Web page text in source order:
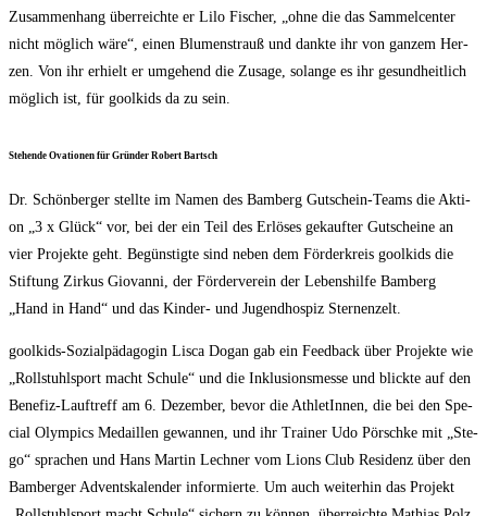
Zusam­men­hang über­reich­te er Lilo Fischer, „ohne die das Sam­mel­cen­ter
nicht mög­lich wäre“, einen Blu­men­strauß und dank­te ihr von gan­zem Her­
zen. Von ihr erhielt er umge­hend die Zusa­ge, solan­ge es ihr gesund­heit­lich
mög­lich ist, für gool­kids da zu sein.
Ste­hen­de Ova­tio­nen für Grün­der Robert Bartsch
Dr. Schön­ber­ger stell­te im Namen des Bam­berg Gut­schein-Teams die Akti­
on „3 x Glück“ vor, bei der ein Teil des Erlö­ses gekauf­ter Gut­schei­ne an
vier Pro­jek­te geht. Begüns­tig­te sind neben dem För­der­kreis gool­kids die
Stif­tung Zir­kus Gio­van­ni, der För­der­ver­ein der Lebens­hil­fe Bam­berg
„Hand in Hand“ und das Kin­der- und Jugend­hos­piz Sternenzelt.
gool­kids-Sozi­al­päd­ago­gin Lis­ca Dogan gab ein Feed­back über Pro­jek­te wie
„Roll­stuhl­sport macht Schu­le“ und die Inklu­si­ons­mes­se und blick­te auf den
Bene­fiz-Lauf­treff am 6. Dezem­ber, bevor die Ath­le­tIn­nen, die bei den Spe­
cial Olym­pics Medail­len gewan­nen, und ihr Trai­ner Udo Pörsch­ke mit „Ste­
go“ spra­chen und Hans Mar­tin Lech­ner vom Lions Club Resi­denz über den
Bam­ber­ger Advents­ka­len­der infor­mier­te. Um auch wei­ter­hin das Pro­jekt